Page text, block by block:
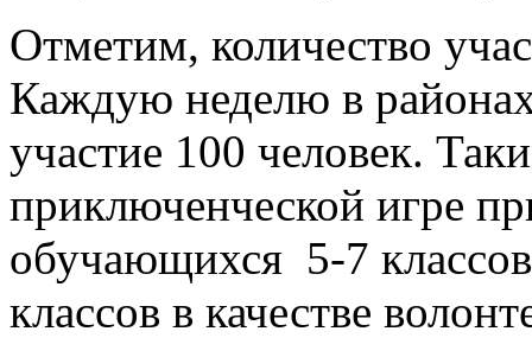
Отметим, количество
Каждую неделю в
участие 100 человек.
приключенческой игре
обучающихся 5-7
классов в качестве